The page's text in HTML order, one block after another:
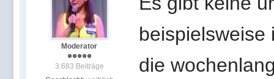
Moderator
3.683 Beiträge
beispielsweise
die